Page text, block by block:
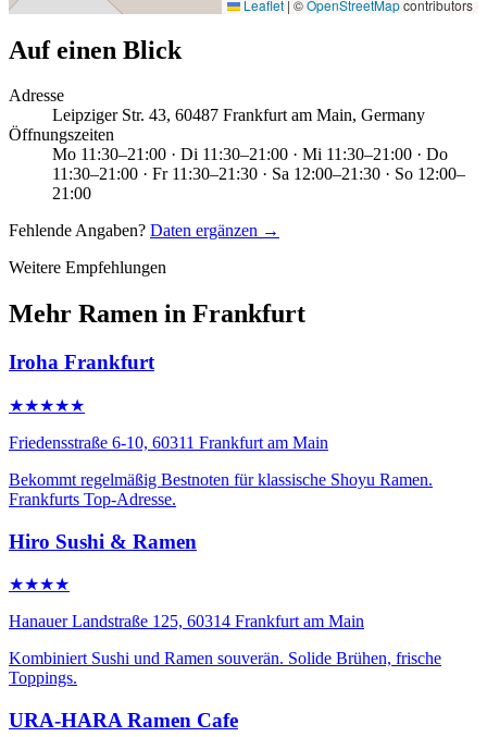
Leaflet | ©OpenStreetMapcontributors
Auf einen Blick
Adresse
Leipziger Str. 43, 60487 Frankfurt am Main, Germany
Öffnungszeiten
Mo 11:30–21:00 · Di 11:30–21:00 · Mi 11:30–21:00 · Do
11:30–21:00 · Fr 11:30–21:30 · Sa 12:00–21:30 · So 12:00–
21:00
Fehlende Angaben? Daten ergänzen →
Weitere Empfehlungen
Mehr Ramen in Frankfurt
Iroha Frankfurt
★★★★★
Friedensstraße 6-10, 60311 Frankfurt am Main
Bekommt regelmäßig Bestnoten für klassische Shoyu Ramen.
Frankfurts Top-Adresse.
Hiro Sushi & Ramen
★★★★
Hanauer Landstraße 125, 60314 Frankfurt am Main
Kombiniert Sushi und Ramen souverän. Solide Brühen, frische
Toppings.
URA-HARA Ramen Cafe